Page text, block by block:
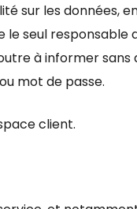
sur les données,
seul responsable
à informer sans
mot de passe.
client.